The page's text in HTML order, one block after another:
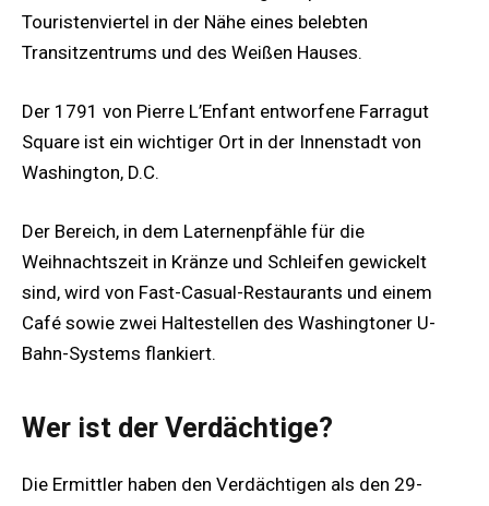
Touristenviertel in der Nähe eines belebten
Transitzentrums und des Weißen Hauses.
Der 1791 von Pierre L’Enfant entworfene Farragut
Square ist ein wichtiger Ort in der Innenstadt von
Washington, D.C.
Der Bereich, in dem Laternenpfähle für die
Weihnachtszeit in Kränze und Schleifen gewickelt
sind, wird von Fast-Casual-Restaurants und einem
Café sowie zwei Haltestellen des Washingtoner U-
Bahn-Systems flankiert.
Wer ist der Verdächtige?
Die Ermittler haben den Verdächtigen als den 29-